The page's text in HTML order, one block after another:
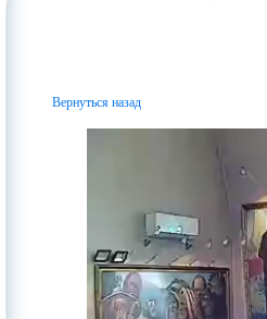
Вернуться назад